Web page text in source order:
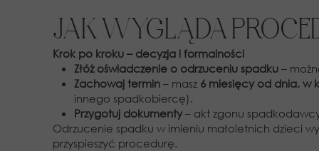
JAK WYGLĄDA
Krok po kroku – decyzja i formalności
Złóż oświadczenie o odrzuceniu spadku –
Zachowaj termin – masz 6 miesięcy od dnia, w
innego spadkobiercę).
Przygotuj dokumenty – akt zgonu
Odrzucenie spadku w imieniu małoletnich dzieci
przyspieszyć procedurę.